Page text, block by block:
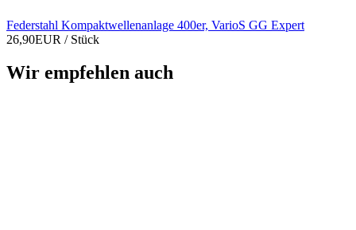
Federstahl Kompaktwellenanlage 400er, VarioS GG Expert
26,90EUR / Stück
Wir empfehlen auch